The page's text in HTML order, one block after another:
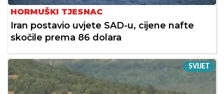
HORMUŠKI TJESNAC
Iran postavio uvjete SAD-u, cijene nafte
skočile prema 86 dolara
SVIJET